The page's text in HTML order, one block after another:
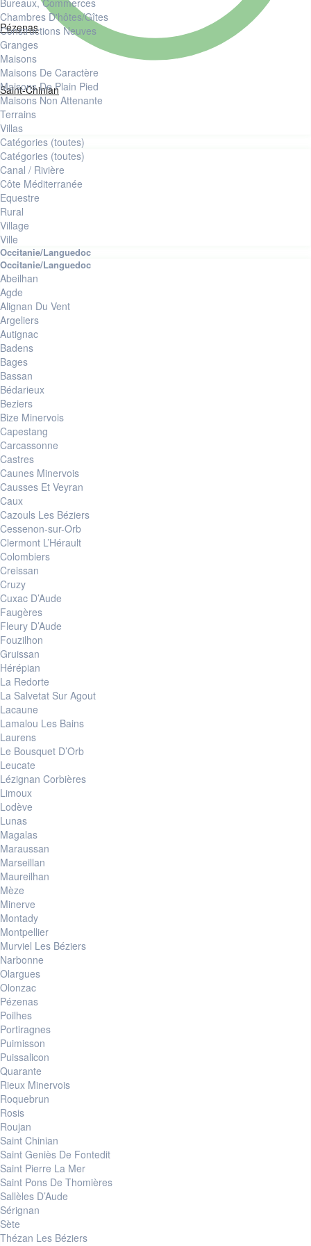
Pézenas
Saint-Chinian
Bureaux, Commerces
Chambres D'hôtes/Gîtes
Constructions Neuves
granges
Maisons
Maisons De Caractère
Maisons De Plain Pied
Maisons Non Attenante
Terrains
Villas
Catégories (toutes)
Catégories (toutes)
Canal / Rivière
Côte Méditerranée
Equestre
Rural
Village
Ville
Abeilhan
Agde
Alignan Du Vent
Argeliers
Autignac
Badens
Bages
Bassan
Bédarieux
Beziers
Bize Minervois
Capestang
Carcassonne
Castres
Caunes Minervois
Causses Et Veyran
Caux
Cazouls Les Béziers
Cessenon-sur-Orb
Clermont L’Hérault
Colombiers
Creissan
Cruzy
Cuxac D’Aude
Faugères
Fleury D’Aude
Fouzilhon
Gruissan
Hérépian
La Redorte
La Salvetat Sur Agout
Lacaune
Lamalou Les Bains
Laurens
Le Bousquet D’Orb
Leucate
Lézignan Corbières
Limoux
Lodève
Lunas
Magalas
Maraussan
Marseillan
Maureilhan
Mèze
Minerve
Montady
Montpellier
Murviel Les Béziers
Narbonne
Olargues
Olonzac
Pézenas
Poilhes
Portiragnes
Puimisson
Puissalicon
Quarante
Rieux Minervois
Roquebrun
Rosis
Roujan
Saint Chinian
Saint Geniès De Fontedit
Saint Pierre La Mer
Saint Pons De Thomières
Sallèles D’Aude
Sérignan
Sète
Thézan Les Béziers